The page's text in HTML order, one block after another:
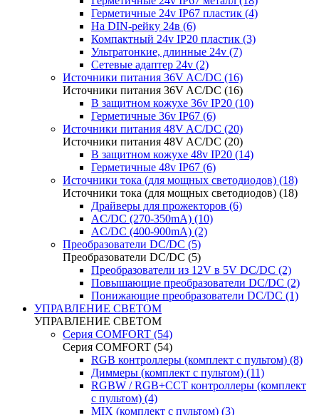
Герметичные 24v IP67 пластик (4)
На DIN-рейку 24в (6)
Компактный 24v IP20 пластик (3)
Ультратонкие, длинные 24v (7)
Сетевые адаптер 24v (2)
Источники питания 36V AC/DC (16)
Источники питания 36V AC/DC (16)
В защитном кожухе 36v IP20 (10)
Герметичные 36v IP67 (6)
Источники питания 48V AC/DC (20)
Источники питания 48V AC/DC (20)
В защитном кожухе 48v IP20 (14)
Герметичные 48v IP67 (6)
Источники тока (для мощных светодиодов) (18)
Источники тока (для мощных светодиодов) (18)
Драйверы для прожекторов (6)
AC/DC (270-350mA) (10)
AC/DC (400-900mA) (2)
Преобразователи DC/DC (5)
Преобразователи DC/DC (5)
Преобразователи из 12V в 5V DC/DC (2)
Повышающие преобразователи DC/DC (2)
Понижающие преобразователи DC/DC (1)
УПРАВЛЕНИЕ СВЕТОМ
УПРАВЛЕНИЕ СВЕТОМ
Серия COMFORT (54)
Серия COMFORT (54)
RGB контроллеры (комплект с пультом) (8)
Диммеры (комплект с пультом) (11)
RGBW / RGB+CCT контроллеры (комплект
с пультом) (4)
MIX (комплект с пультом) (3)